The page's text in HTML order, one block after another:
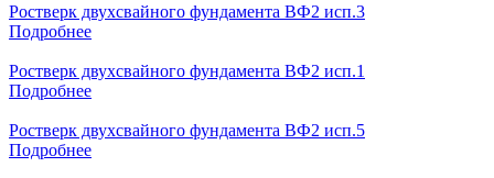
Ростверк двухсвайного фундамента ВФ2 исп.3
Подробнее
Ростверк двухсвайного фундамента ВФ2 исп.1
Подробнее
Ростверк двухсвайного фундамента ВФ2 исп.5
Подробнее